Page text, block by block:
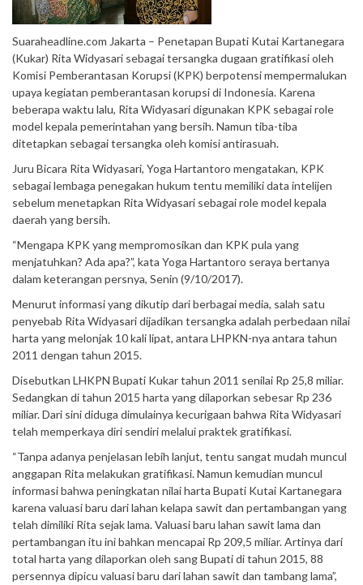
Suaraheadline.com Jakarta – Penetapan Bupati Kutai Kartanegara
(Kukar) Rita Widyasari sebagai tersangka dugaan gratifikasi oleh
Komisi Pemberantasan Korupsi (KPK) berpotensi mempermalukan
upaya kegiatan pemberantasan korupsi di Indonesia. Karena
beberapa waktu lalu, Rita Widyasari digunakan KPK sebagai role
model kepala pemerintahan yang bersih. Namun tiba-tiba
ditetapkan sebagai tersangka oleh komisi antirasuah.
Juru Bicara Rita Widyasari, Yoga Hartantoro mengatakan, KPK
sebagai lembaga penegakan hukum tentu memiliki data intelijen
sebelum menetapkan Rita Widyasari sebagai role model kepala
daerah yang bersih.
“Mengapa KPK yang mempromosikan dan KPK pula yang
menjatuhkan? Ada apa?”, kata Yoga Hartantoro seraya bertanya
dalam keterangan persnya, Senin (9/10/2017).
Menurut informasi yang dikutip dari berbagai media, salah satu
penyebab Rita Widyasari dijadikan tersangka adalah perbedaan nilai
harta yang melonjak 10 kali lipat, antara LHPKN-nya antara tahun
2011 dengan tahun 2015.
Disebutkan LHKPN Bupati Kukar tahun 2011 senilai Rp 25,8 miliar.
Sedangkan di tahun 2015 harta yang dilaporkan sebesar Rp 236
miliar. Dari sini diduga dimulainya kecurigaan bahwa Rita Widyasari
telah memperkaya diri sendiri melalui praktek gratifikasi.
“Tanpa adanya penjelasan lebih lanjut, tentu sangat mudah muncul
anggapan Rita melakukan gratifikasi. Namun kemudian muncul
informasi bahwa peningkatan nilai harta Bupati Kutai Kartanegara
karena valuasi baru dari lahan kelapa sawit dan pertambangan yang
telah dimiliki Rita sejak lama. Valuasi baru lahan sawit lama dan
pertambangan itu ini bahkan mencapai Rp 209,5 miliar. Artinya dari
total harta yang dilaporkan oleh sang Bupati di tahun 2015, 88
persennya dipicu valuasi baru dari lahan sawit dan tambang lama”,